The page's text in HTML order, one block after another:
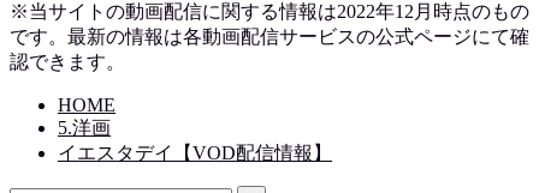
※当サイトの動画配信に関する情報は2022年12月時点のもの
です。最新の情報は各動画配信サービスの公式ページにて確
認できます。
HOME
5.洋画
イエスタデイ【VOD配信情報】